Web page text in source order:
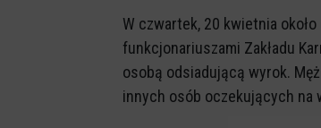
W czwartek, 20 kwietnia
funkcjonariuszami Zakładu
osobą odsiadującą wyrok.
innych osób oczekujących na